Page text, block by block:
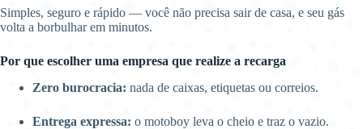
Simples, seguro e rápido — você não precisa sair de casa, e seu gás
volta a borbulhar em minutos.
Por que escolher uma empresa que realize a recarga
Zero burocracia: nada de caixas, etiquetas ou correios.
Entrega expressa: o motoboy leva o cheio e traz o vazio.